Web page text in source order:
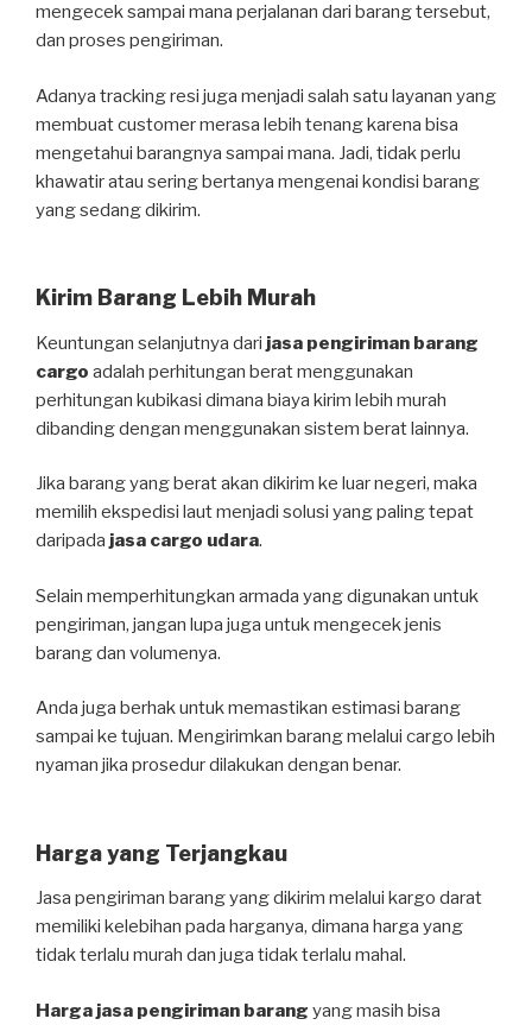
mengecek sampai mana perjalanan dari barang tersebut,
dan proses pengiriman.
Adanya tracking resi juga menjadi salah satu layanan yang
membuat customer merasa lebih tenang karena bisa
mengetahui barangnya sampai mana. Jadi, tidak perlu
khawatir atau sering bertanya mengenai kondisi barang
yang sedang dikirim.
Kirim Barang Lebih Murah
Keuntungan selanjutnya dari jasa pengiriman barang
cargo adalah perhitungan berat menggunakan
perhitungan kubikasi dimana biaya kirim lebih murah
dibanding dengan menggunakan sistem berat lainnya.
Jika barang yang berat akan dikirim ke luar negeri, maka
memilih ekspedisi laut menjadi solusi yang paling tepat
daripada jasa cargo udara.
Selain memperhitungkan armada yang digunakan untuk
pengiriman, jangan lupa juga untuk mengecek jenis
barang dan volumenya.
Anda juga berhak untuk memastikan estimasi barang
sampai ke tujuan. Mengirimkan barang melalui cargo lebih
nyaman jika prosedur dilakukan dengan benar.
Harga yang Terjangkau
Jasa pengiriman barang yang dikirim melalui kargo darat
memiliki kelebihan pada harganya, dimana harga yang
tidak terlalu murah dan juga tidak terlalu mahal.
Harga jasa pengiriman barang yang masih bisa